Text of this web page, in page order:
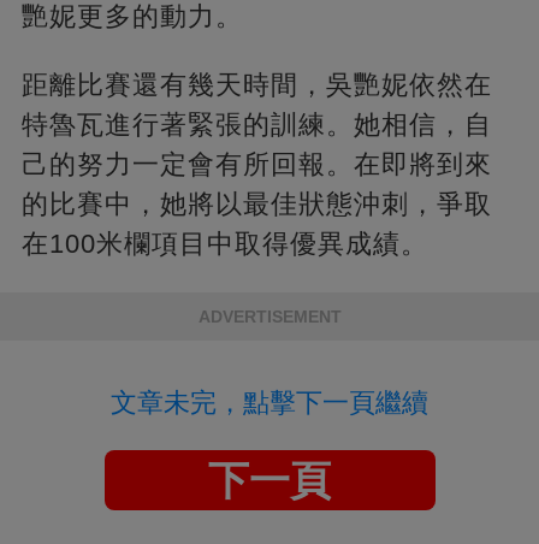
艷妮更多的動力。
距離比賽還有幾天時間，吳艷妮依然在
特魯瓦進行著緊張的訓練。她相信，自
己的努力一定會有所回報。在即將到來
的比賽中，她將以最佳狀態沖刺，爭取
在100米欄項目中取得優異成績。
ADVERTISEMENT
文章未完，點擊下一頁繼續
下一頁